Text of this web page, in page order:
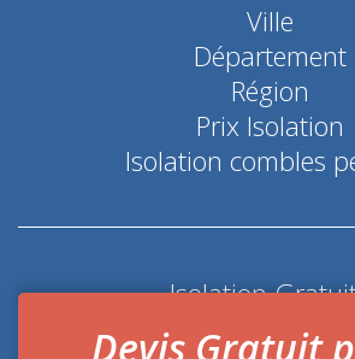
Ville
Département
Région
Prix Isolation
Isolation combles
Isolation
Coup de pouce
Devis Gratuit